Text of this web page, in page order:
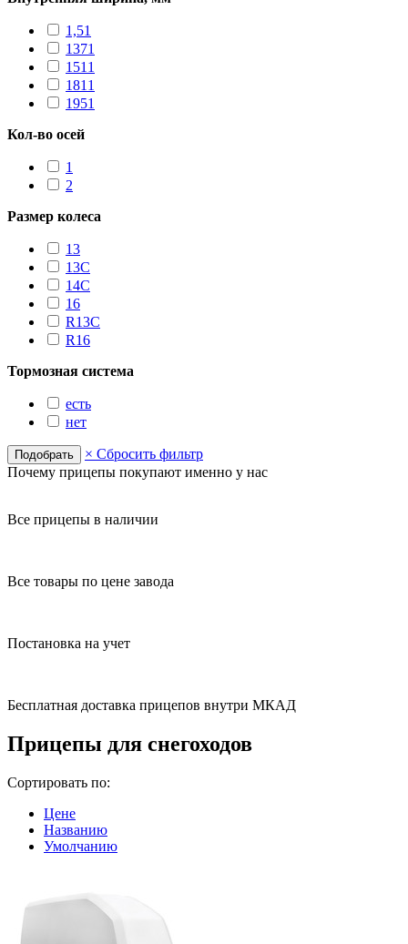
1,51
1371
1511
1811
1951
Кол-во осей
1
2
Размер колеса
13
13C
14C
16
R13С
R16
Тормозная система
есть
нет
× Сбросить фильтр
Почему прицепы покупают именно у нас
Все прицепы в наличии
Все товары по цене завода
Постановка на учет
Бесплатная доставка прицепов внутри МКАД
Прицепы для снегоходов
Сортировать по:
Цене
Названию
Умолчанию